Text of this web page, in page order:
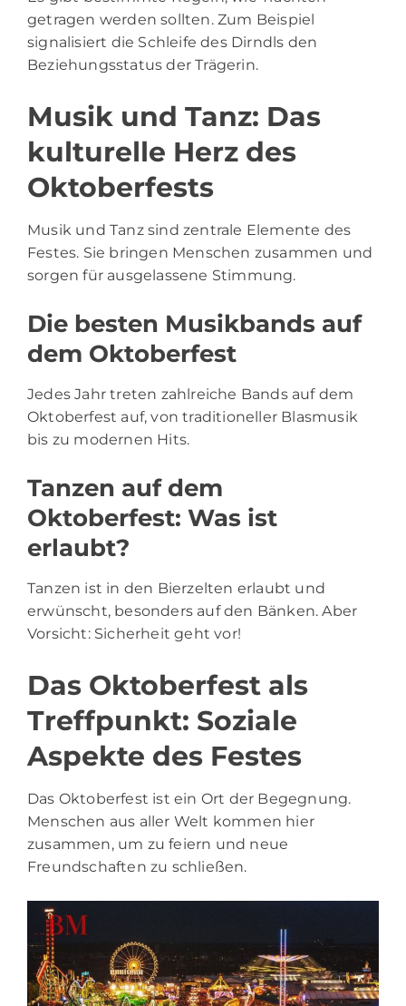
getragen werden sollten. Zum Beispiel
signalisiert die Schleife des Dirndls den
Beziehungsstatus der Trägerin.
Musik und Tanz: Das
kulturelle Herz des
Oktoberfests
Musik und Tanz sind zentrale Elemente des
Festes. Sie bringen Menschen zusammen und
sorgen für ausgelassene Stimmung.
Die besten Musikbands auf
dem Oktoberfest
Jedes Jahr treten zahlreiche Bands auf dem
Oktoberfest auf, von traditioneller Blasmusik
bis zu modernen Hits.
Tanzen auf dem
Oktoberfest: Was ist
erlaubt?
Tanzen ist in den Bierzelten erlaubt und
erwünscht, besonders auf den Bänken. Aber
Vorsicht: Sicherheit geht vor!
Das Oktoberfest als
Treffpunkt: Soziale
Aspekte des Festes
Das Oktoberfest ist ein Ort der Begegnung.
Menschen aus aller Welt kommen hier
zusammen, um zu feiern und neue
Freundschaften zu schließen.